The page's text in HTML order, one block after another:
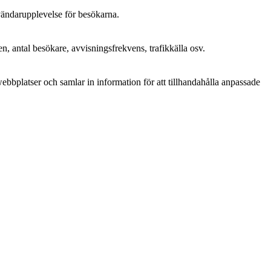
för besökarna.
antal besökare, avvisningsfrekvens, trafikkälla osv.
och samlar in information för att tillhandahålla anpassade